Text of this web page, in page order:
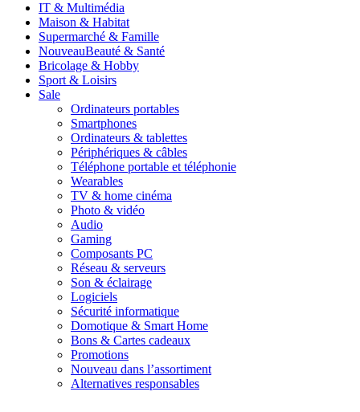
IT & Multimédia
Maison & Habitat
Supermarché & Famille
NouveauBeauté & Santé
Bricolage & Hobby
Sport & Loisirs
Sale
Ordinateurs portables
Smartphones
Ordinateurs & tablettes
Périphériques & câbles
Téléphone portable et téléphonie
Wearables
TV & home cinéma
Photo & vidéo
Audio
Gaming
Composants PC
Réseau & serveurs
Son & éclairage
Logiciels
Sécurité informatique
Domotique & Smart Home
Bons & Cartes cadeaux
Promotions
Nouveau dans l’assortiment
Alternatives responsables